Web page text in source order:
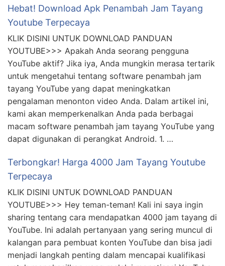
macam software penambah jam tayang YouTube yang
dapat digunakan di perangkat Android. 1. …
Terbongkar! Harga 4000 Jam Tayang Youtube
Terpecaya
KLIK DISINI UNTUK DOWNLOAD PANDUAN
YOUTUBE>>> Hey teman-teman! Kali ini saya ingin
sharing tentang cara mendapatkan 4000 jam tayang di
YouTube. Ini adalah pertanyaan yang sering muncul di
kalangan para pembuat konten YouTube dan bisa jadi
menjadi langkah penting dalam mencapai kualifikasi
untuk menghasilkan uang melalui monetisasi YouTube.
Jadi, mari kita ulas lebih lanjut! Perhitungan …
DOWNLOAD SEKARANG 👇